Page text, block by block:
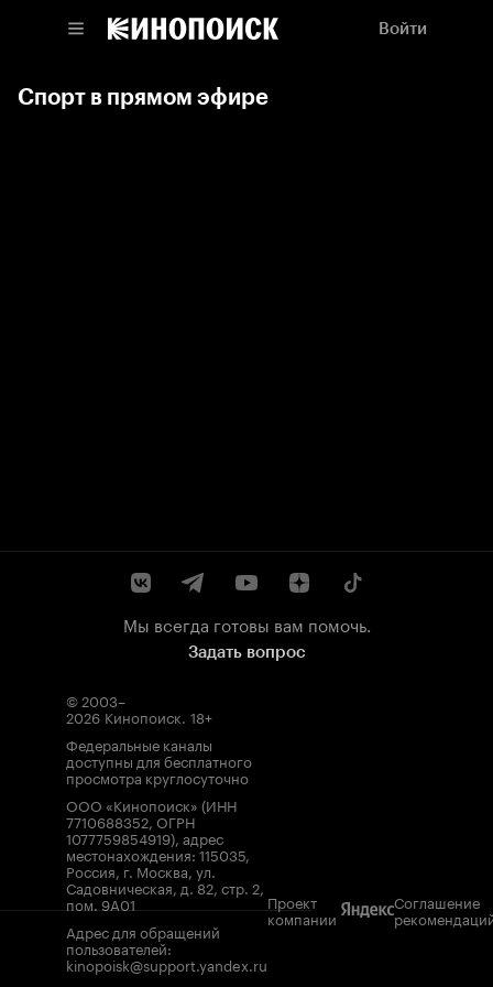
Войти
Спорт в прямом эфире
Мы всегда готовы вам помочь.
Задать вопрос
© 2003–
2026 Кинопоиск. 18+
Федеральные каналы
доступны для бесплатного
просмотра круглосуточно
ООО «Кинопоиск» (ИНН
7710688352, ОГРН
1077759854919), адрес
местонахождения: 115035,
Россия, г. Москва, ул.
Садовническая, д. 82, стр. 2,
пом. 9А01
Адрес для обращений
пользователей:
kinopoisk@support.yandex.ru
Проект
компании
Соглашение